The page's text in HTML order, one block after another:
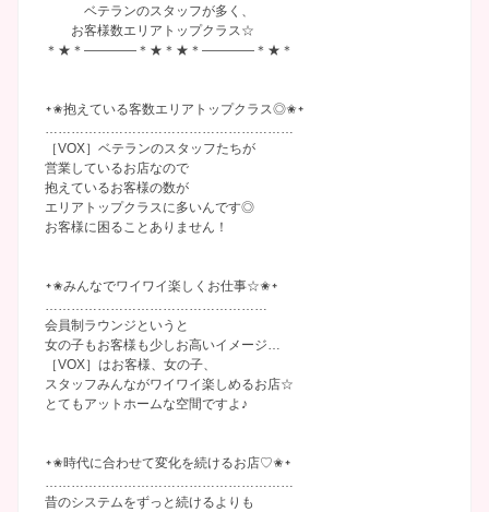
ベテランのスタッフが多く、
お客様数エリアトップクラス☆
＊★＊――――＊★＊★＊――――＊★＊
᛭✬抱えている客数エリアトップクラス◎✬᛭
［VOX］ベテランのスタッフたちが
営業しているお店なので
抱えているお客様の数が
エリアトップクラスに多いんです◎
お客様に困ることありません！
᛭✬みんなでワイワイ楽しくお仕事☆✬᛭
会員制ラウンジというと
女の子もお客様も少しお高いイメージ…
［VOX］はお客様、女の子、
スタッフみんながワイワイ楽しめるお店☆
とてもアットホームな空間ですよ♪
᛭✬時代に合わせて変化を続けるお店♡✬᛭
昔のシステムをずっと続けるよりも